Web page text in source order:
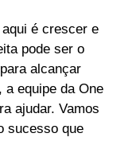
é crescer e
pode ser o
alcançar
a equipe da One
ajudar. Vamos
sucesso que